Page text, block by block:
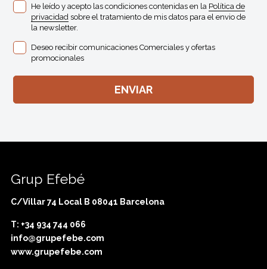
He leído y acepto las condiciones contenidas en la Política de
privacidad sobre el tratamiento de mis datos para el envio de
la newsletter.
Deseo recibir comunicaciones Comerciales y ofertas
promocionales
Grup Efebé
C/Villar 74 Local B 08041 Barcelona
T: +34 934 744 066
info@grupefebe.com
www.grupefebe.com